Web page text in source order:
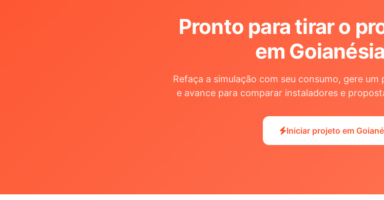
Pronto para tirar o
em
Refaça a simulação com seu consumo, gere
e avance para comparar instaladores e
Iniciar projeto em